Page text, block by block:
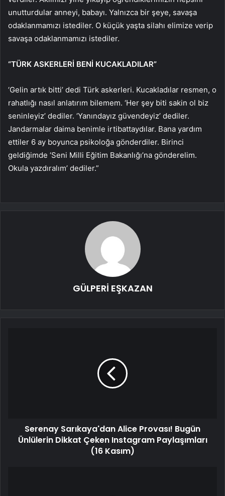
unutturdular anneyi, babayı. Yalnızca bir şeye, savaşa
odaklanmamızı istediler. O küçük yaşta silahı elimize verip
savaşa odaklanmamızı istediler.
“TÜRK ASKERLERİ BENİ KUCAKLADILAR”
‘Gelin artık bitti’ dedi Türk askerleri. Kucakladılar resmen, o
rahatlığı nasıl anlatırım bilemem. ‘Her şey biti sakin ol biz
seninleyiz’ dediler. ‘Yanındayız güvendeyiz’ dediler.
Jandarmalar daima benimle irtibattaydılar. Bana yardım
ettiler 6 ay boyunca psikoloğa gönderdiler. Birinci
geldiğimde ‘Seni Milli Eğitim Bakanlığı’na gönderelim.
Okula yazdıralım’ dediler.”
GÜLPERİ EŞKAZAN
Serenay Sarıkaya'dan Alice Provası! Bugün
Ünlülerin Dikkat Çeken Instagram Paylaşımları
(16 Kasım)